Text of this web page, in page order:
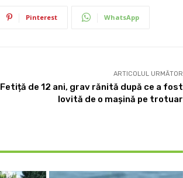
Pinterest WhatsApp
ARTICOLUL URMĂTOR
Fetiță de 12 ani, grav rănită după ce a fost
lovită de o mașină pe trotuar